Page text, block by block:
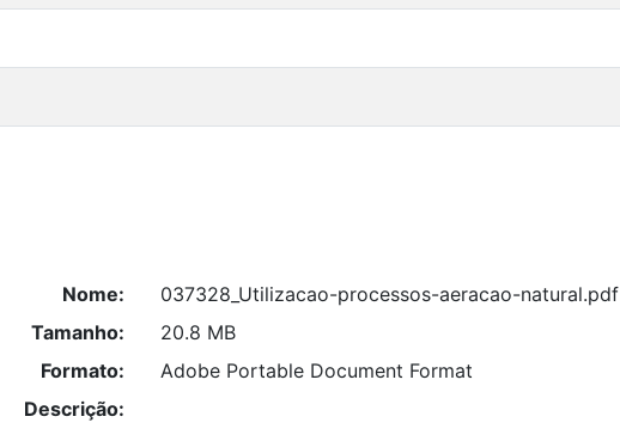
Nome:
037328_Utilizacao-processos-aeracao-natural.pdf
Tamanho:
20.8 MB
Formato:
Adobe Portable Document Format
Descrição: